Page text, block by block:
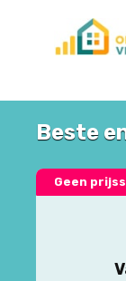
Beste
Geen